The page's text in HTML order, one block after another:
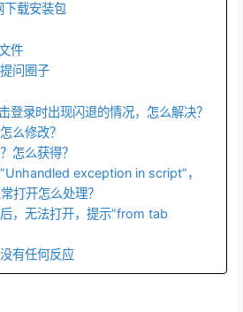
下载安装包
件
问圈子
登录时出现闪退的情况，怎么解决？
么修改？
怎么获得？
exception in script”，
打开怎么处理？
，无法打开，提示”from tab
有任何反应